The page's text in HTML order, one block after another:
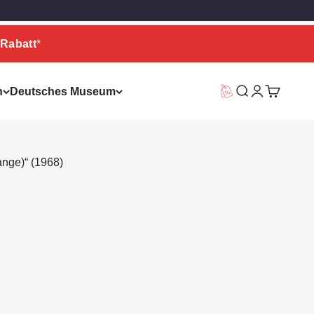
*
Deutsches Museum Vorteilswelt
Suche
(1968)